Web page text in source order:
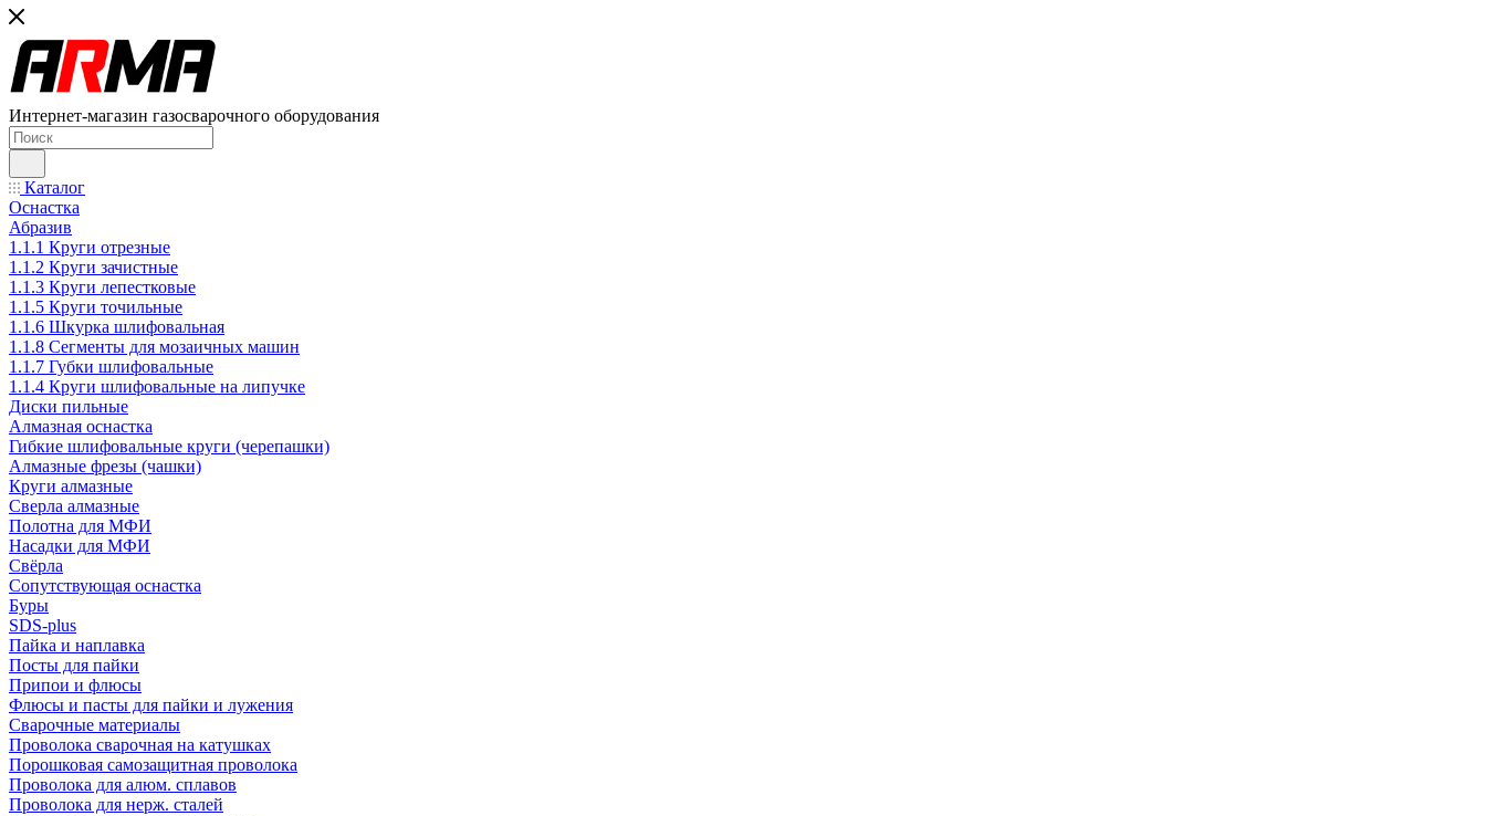
Интернет-магазин газосварочного оборудования
Каталог
Оснастка
Абразив
1.1.1 Круги отрезные
1.1.2 Круги зачистные
1.1.3 Круги лепестковые
1.1.5 Круги точильные
1.1.6 Шкурка шлифовальная
1.1.8 Сегменты для мозаичных машин
1.1.7 Губки шлифовальные
1.1.4 Круги шлифовальные на липучке
Диски пильные
Алмазная оснастка
Гибкие шлифовальные круги (черепашки)
Алмазные фрезы (чашки)
Круги алмазные
Сверла алмазные
Полотна для МФИ
Насадки для МФИ
Свёрла
Сопутствующая оснастка
Буры
SDS-plus
Пайка и наплавка
Посты для пайки
Припои и флюсы
Флюсы и пасты для пайки и лужения
Сварочные материалы
Проволока сварочная на катушках
Порошковая самозащитная проволока
Проволока для алюм. сплавов
Проволока для нерж. сталей